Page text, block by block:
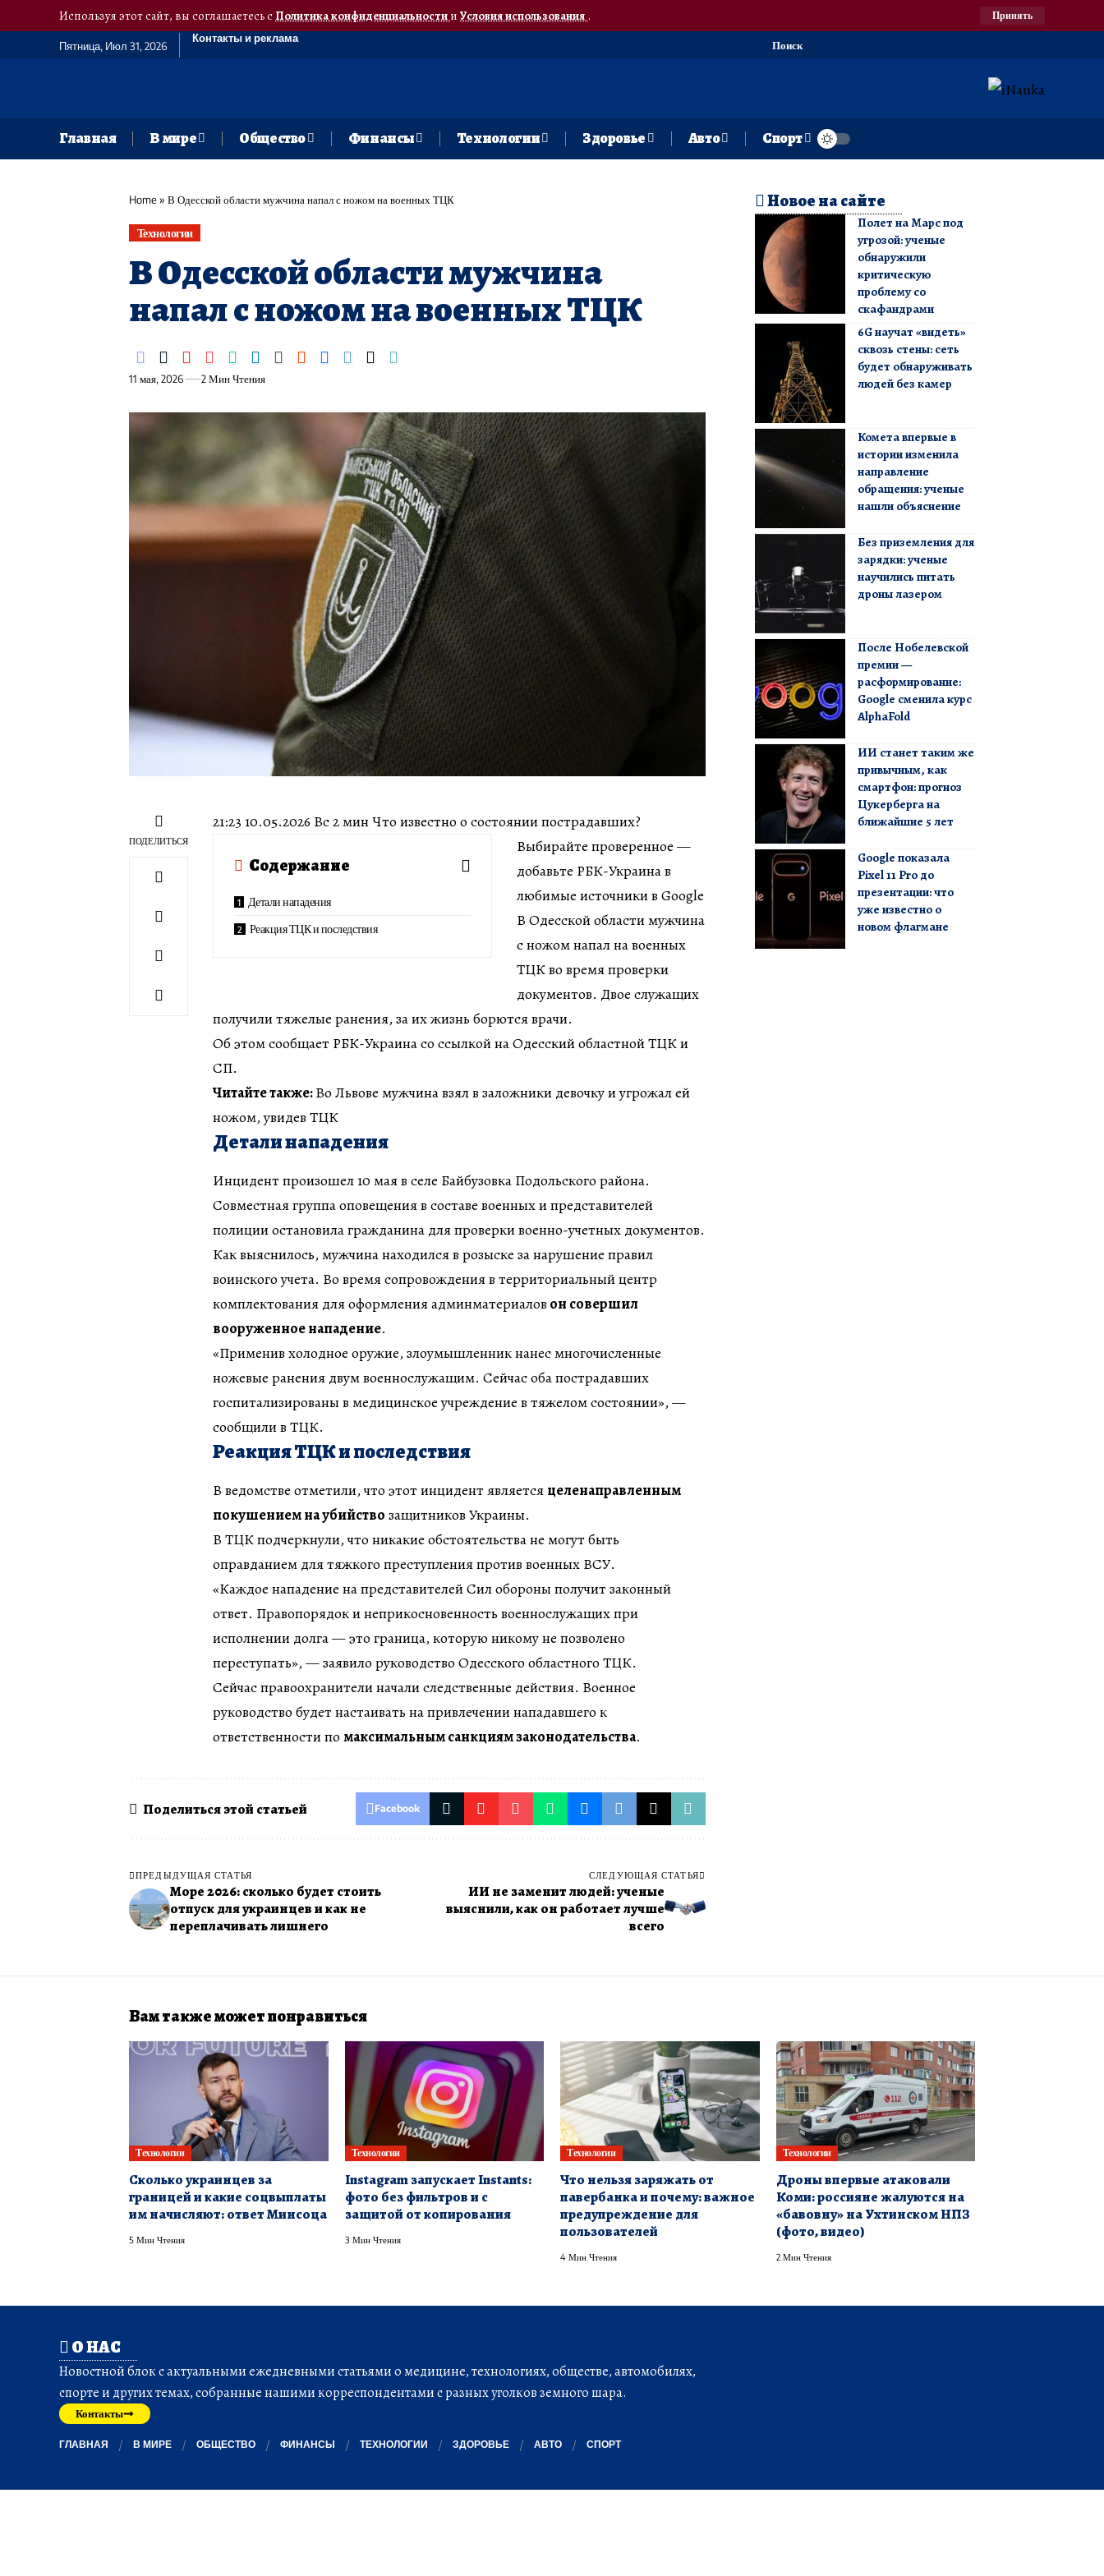
Используя этот сайт, вы соглашаетесь сПолитика конфиденциальностии Условия использования. Принять
Пятница, Июл 31, 2026
Контакты и реклама
Поиск
Главная В мире Общество Финансы Технологии Здоровье Авто Спорт
Home» В Одесской области мужчина напал с ножом на военных ТЦК
Технологии
В Одесской области мужчина
напал с ножом на военных ТЦК
11 мая, 2026 2 Мин Чтения
ПОДЕЛИТЬСЯ
21:23 10.05.2026 Вс 2 мин Что известно о состоянии пострадавших?
Содержание
Детали нападения
Реакция ТЦК и последствия
Выбирайте проверенное —
добавьте РБК-Украина в
любимые источники в Google
В Одесской области мужчина
с ножом напал на военных
ТЦК во время проверки
документов. Двое служащих
получили тяжелые ранения, за их жизнь борются врачи.
Об этом сообщает РБК-Украина со ссылкой на Одесский областной ТЦК и
СП.
Читайте также:Во Львове мужчина взял в заложники девочку и угрожал ей
ножом, увидев ТЦК
Детали нападения
Инцидент произошел 10 мая в селе Байбузовка Подольского района.
Совместная группа оповещения в составе военных и представителей
полиции остановила гражданина для проверки военно-учетных документов.
Как выяснилось, мужчина находился в розыске за нарушение правил
воинского учета. Во время сопровождения в территориальный центр
комплектования для оформления админматериалов он совершил
вооруженное нападение.
«Применив холодное оружие, злоумышленник нанес многочисленные
ножевые ранения двум военнослужащим. Сейчас оба пострадавших
госпитализированы в медицинское учреждение в тяжелом состоянии», —
сообщили в ТЦК.
Реакция ТЦК и последствия
В ведомстве отметили, что этот инцидент является целенаправленным
покушением на убийство защитников Украины.
В ТЦК подчеркнули, что никакие обстоятельства не могут быть
оправданием для тяжкого преступления против военных ВСУ.
«Каждое нападение на представителей Сил обороны получит законный
ответ. Правопорядок и неприкосновенность военнослужащих при
исполнении долга — это граница, которую никому не позволено
переступать», — заявило руководство Одесского областного ТЦК.
Сейчас правоохранители начали следственные действия. Военное
руководство будет настаивать на привлечении нападавшего к
ответственности по максимальным санкциям законодательства.
Поделиться этой статьей Facebook
ПРЕДЫДУЩАЯ СТАТЬЯ
Море 2026: сколько будет стоить
отпуск для украинцев и как не
переплачивать лишнего
СЛЕДУЮЩАЯ СТАТЬЯ
ИИ не заменит людей: ученые
выяснили, как он работает лучше
всего
Новое на сайте
Полет на Марс под
угрозой: ученые
обнаружили
критическую
проблему со
скафандрами
6G научат «видеть»
сквозь стены: сеть
будет обнаруживать
людей без камер
Комета впервые в
истории изменила
направление
обращения: ученые
нашли объяснение
Без приземления для
зарядки: ученые
научились питать
дроны лазером
После Нобелевской
премии —
расформирование:
Google сменила курс
AlphaFold
ИИ станет таким же
привычным, как
смартфон: прогноз
Цукерберга на
ближайшие 5 лет
Google показала
Pixel 11 Pro до
презентации: что
уже известно о
новом флагмане
Вам также может понравиться
Технологии
Сколько украинцев за
границей и какие соцвыплаты
им начисляют: ответ Минсоца
5 Мин Чтения
Технологии
Instagram запускает Instants:
фото без фильтров и с
защитой от копирования
3 Мин Чтения
Технологии
Что нельзя заряжать от
павербанка и почему: важное
предупреждение для
пользователей
4 Мин Чтения
Технологии
Дроны впервые атаковали
Коми: россияне жалуются на
«бавовну» на Ухтинском НПЗ
(фото, видео)
2 Мин Чтения
О НАС
Новостной блок с актуальными ежедневными статьями о медицине, технологиях, обществе, автомобилях,
спорте и других темах, собранные нашими корреспондентами с разных уголков земного шара.
Контакты
ГЛАВНАЯ В МИРЕ ОБЩЕСТВО ФИНАНСЫ ТЕХНОЛОГИИ ЗДОРОВЬЕ АВТО СПОРТ